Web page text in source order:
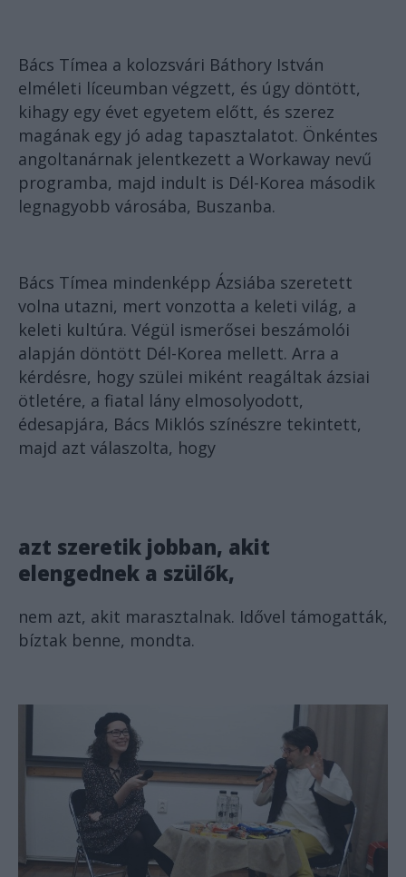
Bács Tímea a kolozsvári Báthory István
elméleti líceumban végzett, és úgy döntött,
kihagy egy évet egyetem előtt, és szerez
magának egy jó adag tapasztalatot. Önkéntes
angoltanárnak jelentkezett a Workaway nevű
programba, majd indult is Dél-Korea második
legnagyobb városába, Buszanba.
Bács Tímea mindenképp Ázsiába szeretett
volna utazni, mert vonzotta a keleti világ, a
keleti kultúra. Végül ismerősei beszámolói
alapján döntött Dél-Korea mellett. Arra a
kérdésre, hogy szülei miként reagáltak ázsiai
ötletére, a fiatal lány elmosolyodott,
édesapjára, Bács Miklós színészre tekintett,
majd azt válaszolta, hogy
azt szeretik jobban, akit
elengednek a szülők,
nem azt, akit marasztalnak. Idővel támogatták,
bíztak benne, mondta.